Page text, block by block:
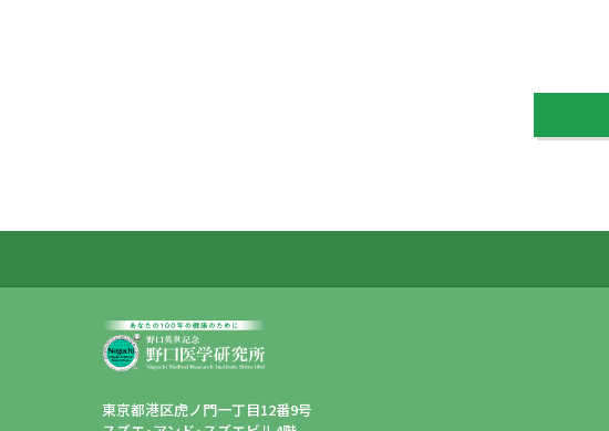
東京都港区虎ノ門一丁目12番9号